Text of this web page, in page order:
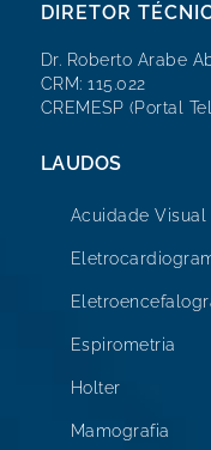
DIRETOR
Dr. Roberto Arabe
CRM: 115.022
CREMESP (Portal
LAUDOS
Acuidade Visual
Espirometria
Holter
Mamografia